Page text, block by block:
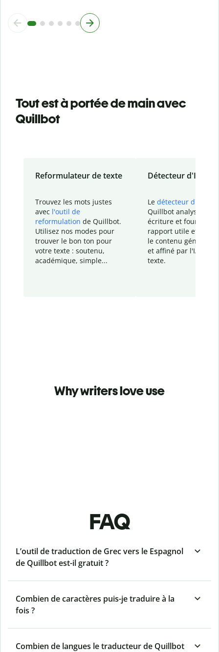
Tout est à portée de main avec
Quillbot
Reformulateur de texte
Trouvez les mots justes
avec l'outil de
reformulation de Quillbot.
Utilisez nos modes pour
trouver le bon ton pour
votre texte : soutenu,
académique, simple...
Détecteur d'IA
Le détecteur d'IA
Quillbot analyse votre
écriture et fournit un
rapport utile et
le contenu généré
et affiné par l'IA
texte.
Why writers love use
FAQ
L’outil de traduction de Grec vers le Espagnol
de Quillbot est-il gratuit ?
Combien de caractères puis-je traduire à la
fois ?
Combien de langues le traducteur de Quillbot